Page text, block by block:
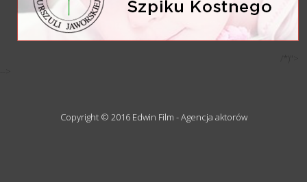
Copyright © 2016 Edwin Film - Agencja aktorów